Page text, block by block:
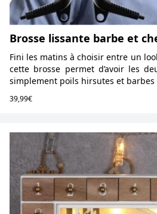
Brosse lissante barbe et
Fini les matins à choisir entre un
cette brosse permet d’avoir les
simplement poils hirsutes et
39,99€